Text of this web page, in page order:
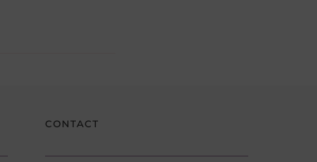
CONTACT